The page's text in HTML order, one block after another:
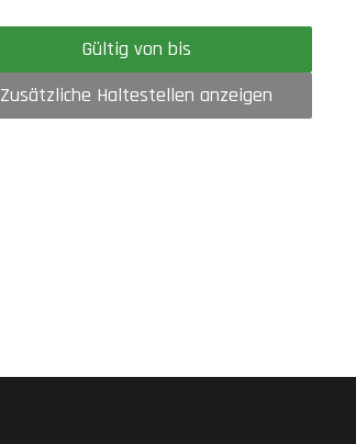
Gültig von bis
Zusätzliche Haltestellen anzeigen